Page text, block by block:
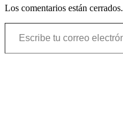
Los comentarios están cerrados.
Escribe tu correo electrónico…